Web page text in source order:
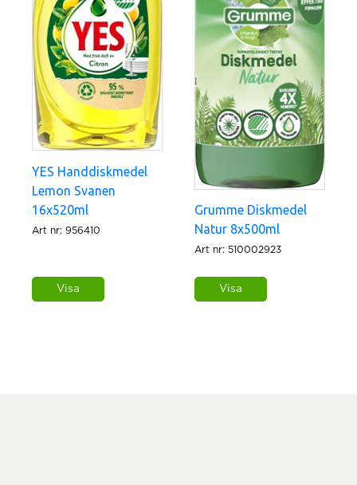
YES Handdiskmedel
Lemon Svanen
16x520ml
Art nr: 956410
Visa
Grumme Diskmedel
Natur 8x500ml
Art nr: 510002923
Visa